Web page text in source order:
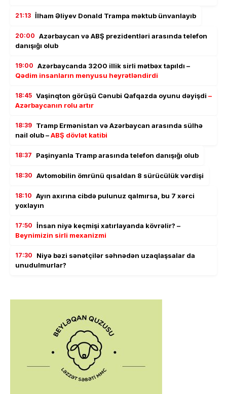
21:13 İlham Əliyev Donald Trampa məktub ünvanlayıb
20:00 Azərbaycan və ABŞ prezidentləri arasında telefon
danışığı olub
19:00 Azərbaycanda 3200 illik sirli mətbəx tapıldı –
Qədim insanların menyusu heyrətləndirdi
18:45 Vaşinqton görüşü Cənubi Qafqazda oyunu dəyişdi –
Azərbaycanın rolu artır
18:39 Tramp Ermənistan və Azərbaycan arasında sülhə
nail olub –ABŞ dövlət katibi
18:37 Paşinyanla Tramp arasında telefon danışığı olub
18:30 Avtomobilin ömrünü qısaldan 8 sürücülük vərdişi
18:10 Ayın axırına cibdə pulunuz qalmırsa, bu 7 xərci
yoxlayın
17:50 İnsan niyə keçmişi xatırlayanda kövrəlir? –
Beynimizin sirli mexanizmi
17:30
Niyə bəzi sənətçilər səhnədən uzaqlaşsalar da
unudulmurlar?